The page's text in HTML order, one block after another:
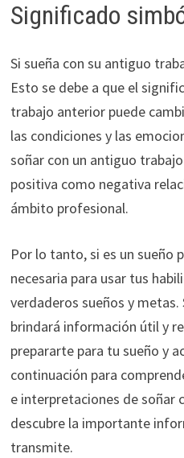
Significado
Si sueña con su antiguo
Esto se debe a que el
trabajo anterior puede
las condiciones y las
soñar con un antiguo
positiva como negativa
ámbito profesional.
Por lo tanto, si es un sueño
necesaria para usar tus
verdaderos sueños y
brindará información útil y
prepararte para tu sueño y
continuación para
e interpretaciones de soñar
descubre la importante
transmite.